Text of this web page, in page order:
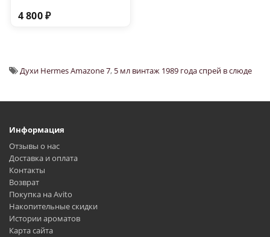
4 800 ₽
Духи Hermes Amazone 7, 5 мл винтаж 1989 года спрей в слюде
Информация
Отзывы о нас
Доставка и оплата
Контакты
Возврат
Покупка на Avito
Накопительные скидки
Истории ароматов
Карта сайта